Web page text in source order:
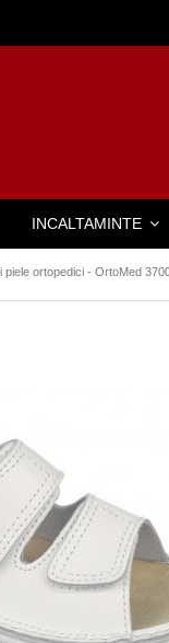
INCALTAMINTE
piele ortopedici - OrtoMed